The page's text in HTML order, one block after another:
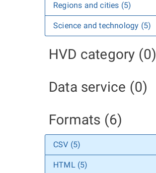
Regions and cities (5)
Science and technology (5)
HVD category (0)
Data service (0)
Formats (6)
CSV (5)
HTML (5)